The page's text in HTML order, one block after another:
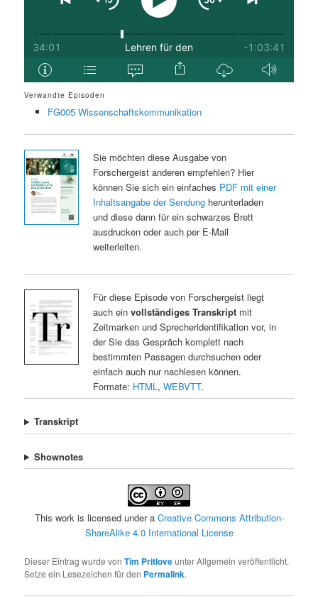
Verwandte Episoden
FG005 Wissenschaftskommunikation
Sie möchten diese Ausgabe von
Forschergeist anderen empfehlen? Hier
können Sie sich ein einfaches PDF mit einer
Inhaltsangabe der Sendungherunterladen
und diese dann für ein schwarzes Brett
ausdrucken oder auch per E-Mail
weiterleiten.
Für diese Episode von Forschergeist liegt
auch ein vollständiges Transkriptmit
Zeitmarken und Sprecheridentifikation vor, in
der Sie das Gespräch komplett nach
bestimmten Passagen durchsuchen oder
einfach auch nur nachlesen können.
Formate: HTML , WEBVTT.
Transkript
Shownotes
This work is licensed under a Creative Commons Attribution-
ShareAlike 4.0 International License
Dieser Eintrag wurde vonTim Pritloveunter Allgemein veröffentlicht.
Setze ein Lesezeichen für den Permalink.